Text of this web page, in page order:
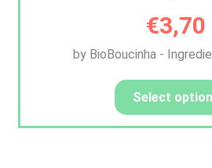
€3,70
by BioBoucinha -
Select